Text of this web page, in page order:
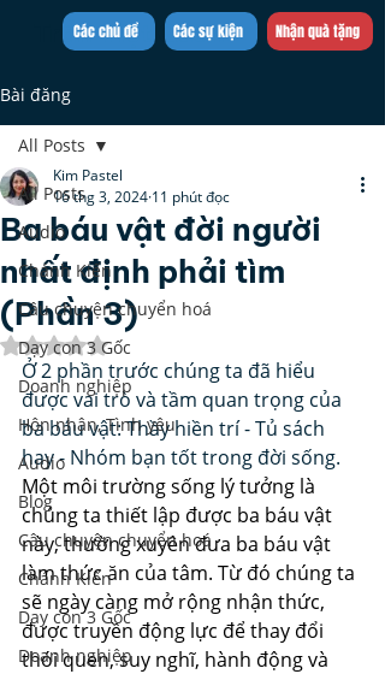
Trần Việt Quân
Các sự kiện
Các chủ đề Nhận quà tặng
Bài đăng
All Posts
Audio
Chánh Kiến
Câu chuyện chuyển hoá
Dạy con 3 Gốc
Doanh nghiệp
Hôn nhân, Tình yêu
Audio
Blog
Câu chuyện chuyển hoá
Chánh Kiến
Dạy con 3 Gốc
Doanh nghiệp
All Posts
Ba báu vật đời người
nhất định phải tìm
(Phần 3)
Kim Pastel
16 thg 3, 2024 11 phút đọc
Đã xếp hạng NaN/5 sao.
Ở 2 phần trước chúng ta đã hiểu
được vai trò và tầm quan trọng của
ba báu vật: Thầy hiền trí - Tủ sách
hay - Nhóm bạn tốt trong đời sống.
Một môi trường sống lý tưởng là
chúng ta thiết lập được ba báu vật
này, thường xuyên đưa ba báu vật
làm thức ăn của tâm. Từ đó chúng ta
sẽ ngày càng mở rộng nhận thức,
được truyền động lực để thay đổi
thói quen, suy nghĩ, hành động và